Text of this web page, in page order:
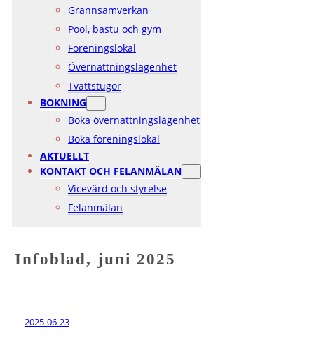
Grannsamverkan
Pool, bastu och gym
Föreningslokal
Övernattningslägenhet
Tvättstugor
BOKNING
Boka övernattningslägenhet
Boka föreningslokal
AKTUELLT
KONTAKT OCH FELANMÄLAN
Vicevärd och styrelse
Felanmälan
Infoblad, juni 2025
2025-06-23